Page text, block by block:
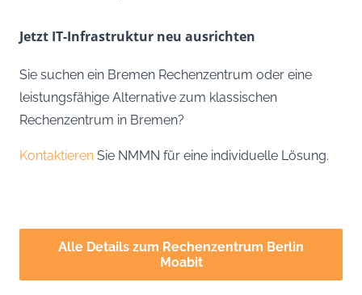
Jetzt IT-Infrastruktur neu ausrichten
Sie suchen ein Bremen Rechenzentrum oder eine
leistungsfähige Alternative zum klassischen
Rechenzentrum in Bremen?
Kontaktieren Sie NMMN für eine individuelle Lösung.
Alle Details zum Rechenzentrum Berlin
Moabit